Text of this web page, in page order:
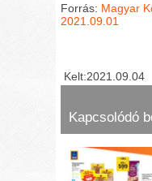
Forrás: Magyar
2021.09.01
Kelt:2021.09.04
Kapcsolódó